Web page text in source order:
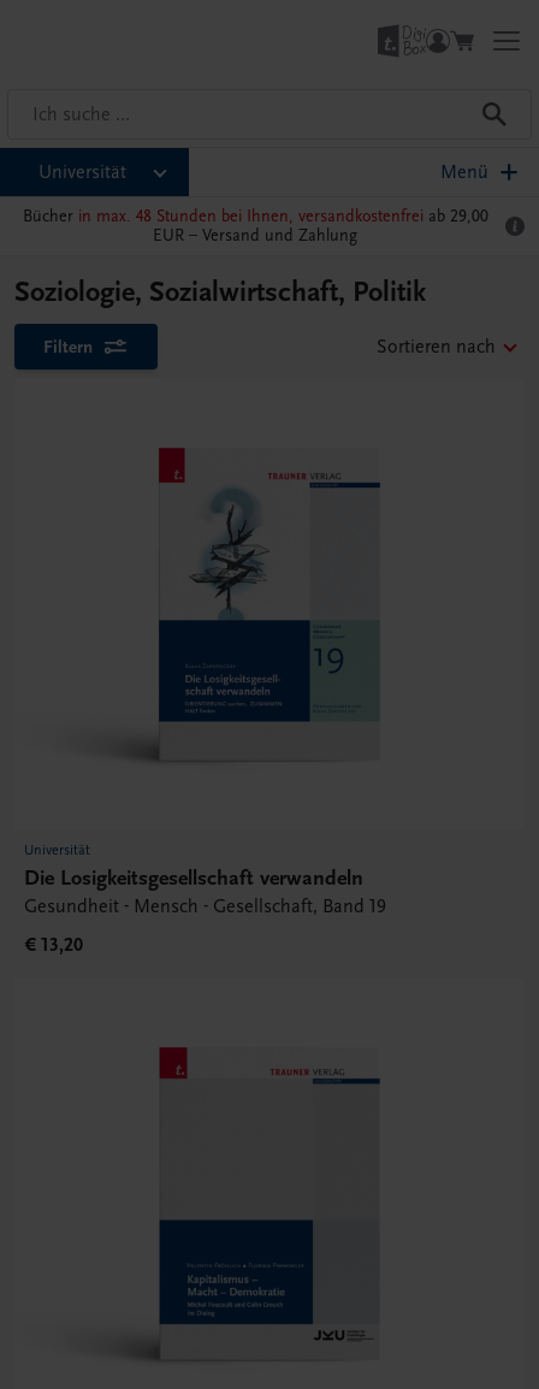
Universität Menü
Bücher in max. 48 Stunden bei Ihnen, versandkostenfrei ab 29,00
EUR – Versand und Zahlung
Soziologie, Sozialwirtschaft, Politik
Filtern Sortieren nach
Universität
Die Losigkeitsgesellschaft verwandeln
Gesundheit - Mensch - Gesellschaft, Band 19
€ 13,20